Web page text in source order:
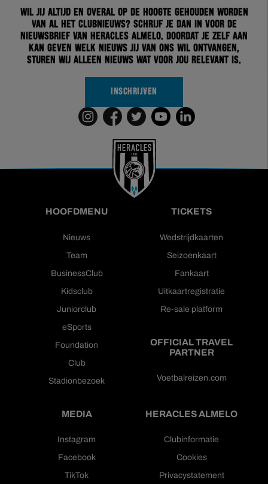
Wil jij altijd en overal op de hoogte gehouden worden
van al het clubnieuws? Schrijf je dan in voor de
nieuwsbrief van Heracles Almelo. Doordat je zelf aan
kan geven welk nieuws jij van ons wil ontvangen,
sturen wij alleen nieuws wat voor jou relevant is.
INSCHRIJVEN
HOOFDMENU
Nieuws
Team
BusinessClub
Kidsclub
Juniorclub
eSports
Foundation
Club
Stadionbezoek
TICKETS
Wedstrijdkaarten
Seizoenkaart
Fankaart
Uitkaartregistratie
Re-sale platform
OFFICIAL TRAVEL
PARTNER
Voetbalreizen.com
MEDIA
Instagram
Facebook
TikTok
HERACLES ALMELO
Clubinformatie
Cookies
Privacystatement